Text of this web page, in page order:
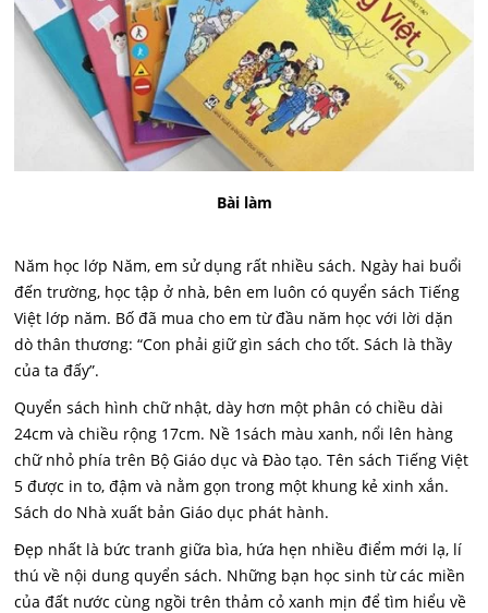
Bài làm
Năm học lớp Năm, em sử dụng rất nhiều sách. Ngày hai buổi
đến trường, học tập ở nhà, bên em luôn có quyển sách Tiếng
Việt lớp năm. Bố đã mua cho em từ đầu năm học với lời dặn
dò thân thương: “Con phải giữ gìn sách cho tốt. Sách là thầy
của ta đấy”.
Quyển sách hình chữ nhật, dày hơn một phân có chiều dài
24cm và chiều rộng 17cm. Nề 1sách màu xanh, nổi lên hàng
chữ nhỏ phía trên Bộ Giáo dục và Đào tạo. Tên sách Tiếng Việt
5 được in to, đậm và nằm gọn trong một khung kẻ xinh xắn.
Sách do Nhà xuất bản Giáo dục phát hành.
Đẹp nhất là bức tranh giữa bìa, hứa hẹn nhiều điểm mới lạ, lí
thú về nội dung quyển sách. Những bạn học sinh từ các miền
của đất nước cùng ngồi trên thảm cỏ xanh mịn để tìm hiểu về